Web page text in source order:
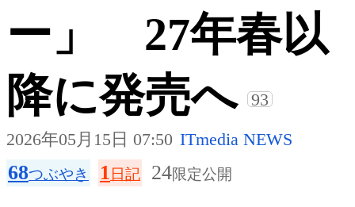
ー」 27年春以
降に発売へ
93
2026年05月15日 07:50 ITmedia NEWS
68つぶやき 1 日記 24限定公開